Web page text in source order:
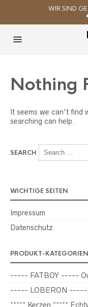
WIR SIND
Nothing
It seems we can't find
searching can help.
SEARCH
WICHTIGE SEITEN
Impressum
Datenschutz
PRODUKT-KATEGORIEN
----- FATBOY -----
----- LOBERON -----
***** Kerzen *****